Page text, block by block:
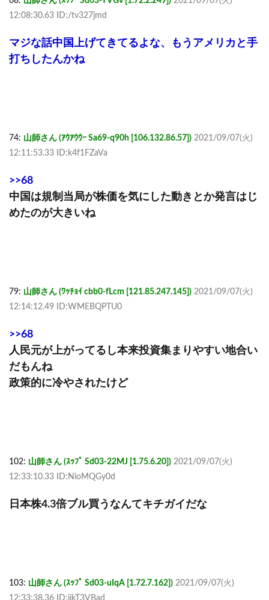
12:08:30.63 ID:/tv327jmd
マジな話中国上げてきてるよな、もうアメリカと手
打ちしたんかね
74: 山師さん (ｱｳｱｳｳｰ Sa69-q90h [106.132.86.57]) 2021/09/07(火)
12:11:53.33 ID:k4f1FZaVa
>>68
中国は規制当局が株価を気にした動きとか発言はじ
めたのが大きいね
79: 山師さん (ﾜｯﾁｮｲ cbb0-fLcm [121.85.247.145]) 2021/09/07(火)
12:14:12.49 ID:WMEBQPTU0
>>68
人民元が上がってるし本来投資集まりやすい地合い
だもんね
政策的に冷やされたけど
102: 山師さん (ｽｯﾌﾟ Sd03-22MJ [1.75.6.20]) 2021/09/07(火)
12:33:10.33 ID:NioMQGy0d
日本株4.3倍ブル買うなんてキチガイだな
103: 山師さん (ｽｯﾌﾟ Sd03-uIqA [1.72.7.162]) 2021/09/07(火)
12:33:38.36 ID:jjkT3VBad